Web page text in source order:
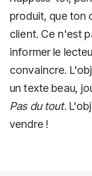
produit, que ton
client. Ce n'est
informer le
convaincre.
un texte beau,
Pas du tout.
vendre !